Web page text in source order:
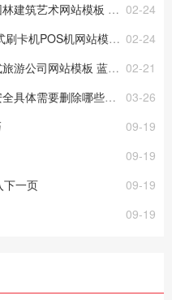
02-24
模板 花卉园艺网站源码下载
02-24
站模板 无线支付设备网站源码
02-21
蓝色宽屏旅行社网站源码下载
03-26
需要删除哪些文件？
09-19
09-19
09-19
下一页
09-19